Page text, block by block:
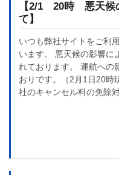
【2/1 20時 悪天候
て】
いつも弊社サイトをご利
います。 悪天候の影響に
れております。 運航への
おりです。（2月1日20時
社のキャンセル料の免除